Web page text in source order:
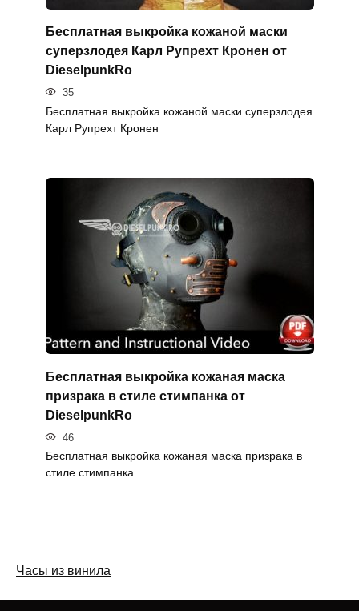
Бесплатная выкройка кожаной маски
суперзлодея Карл Рупрехт Кронен от
DieselpunkRo
35
Бесплатная выкройка кожаной маски суперзлодея
Карл Рупрехт Кронен
Бесплатная выкройка кожаная маска
призрака в стиле стимпанка от
DieselpunkRo
46
Бесплатная выкройка кожаная маска призрака в
стиле стимпанка
Часы из винила